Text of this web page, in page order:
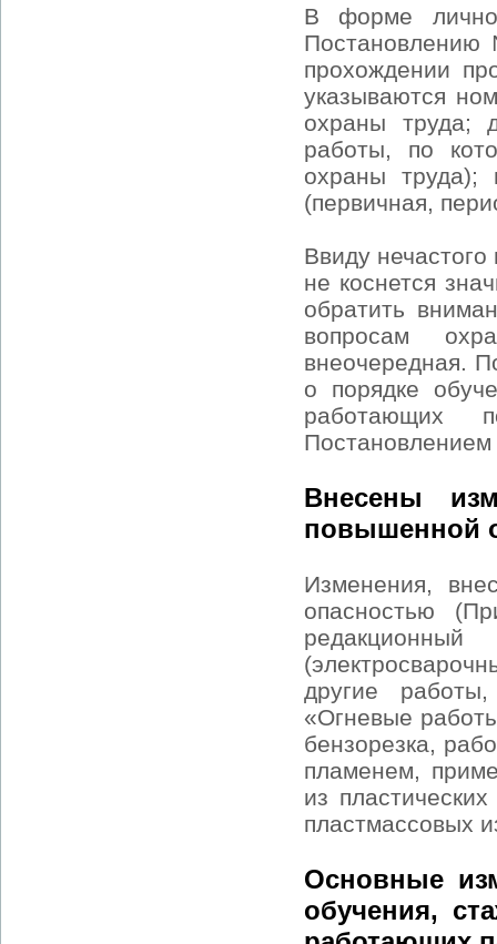
В форме
прохождении
указываются
охраны труда;
работы, по
охраны труда);
(первичная,
Ввиду
не коснется
обратить
вопросам
внеочередная.
о порядке
работающих
Внесены
повышенной
Изменения,
опасностью
другие
«Огневые
бензорезка,
пламенем,
из
пластмассовых
Основные
обучения,